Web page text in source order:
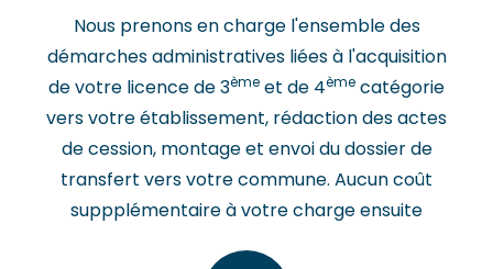
Nous prenons en charge l'ensemble des
démarches administratives liées à l'acquisition
de votre licence de 3ème et de 4ème catégorie
vers votre établissement, rédaction des actes
de cession, montage et envoi du dossier de
transfert vers votre commune. Aucun coût
suppplémentaire à votre charge ensuite